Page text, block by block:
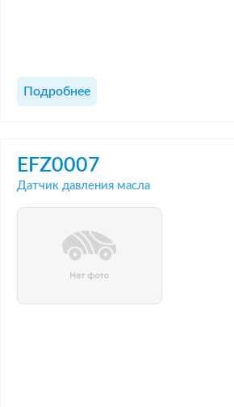
Подробнее
EFZ0007
Датчик давления масла